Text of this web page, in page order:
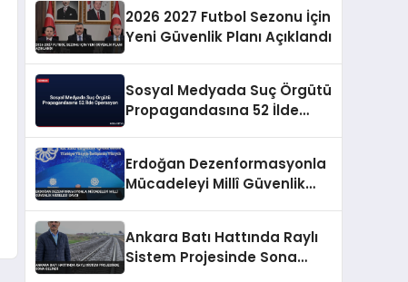
2026 2027 Futbol Sezonu İçin
Yeni Güvenlik Planı Açıklandı
Sosyal Medyada Suç Örgütü
Propagandasına 52 İlde
Erdoğan Dezenformasyonla
Mücadeleyi Millî Güvenlik
Ankara Batı Hattında Raylı
Sistem Projesinde Sona